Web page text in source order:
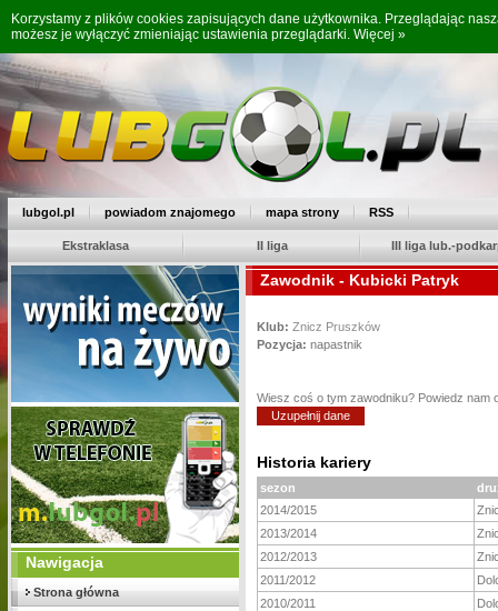
Korzystamy z plików cookies zapisujących dane użytkownika. Przeglądając
możesz je wyłączyć zmieniając ustawienia przeglądarki. Więcej »
lubgol.pl powiadom znajomego mapa strony RSS
Ekstraklasa II liga III liga lub.-
Nawigacja
Strona główna
Zawodnik - Kubicki Patryk
Klub: Znicz Pruszków
Pozycja: napastnik
Wiesz coś o tym zawodniku? Powiedz nam
Uzupełnij dane
Historia kariery
sezon
2014/2015
2013/2014
2012/2013
2011/2012
2010/2011